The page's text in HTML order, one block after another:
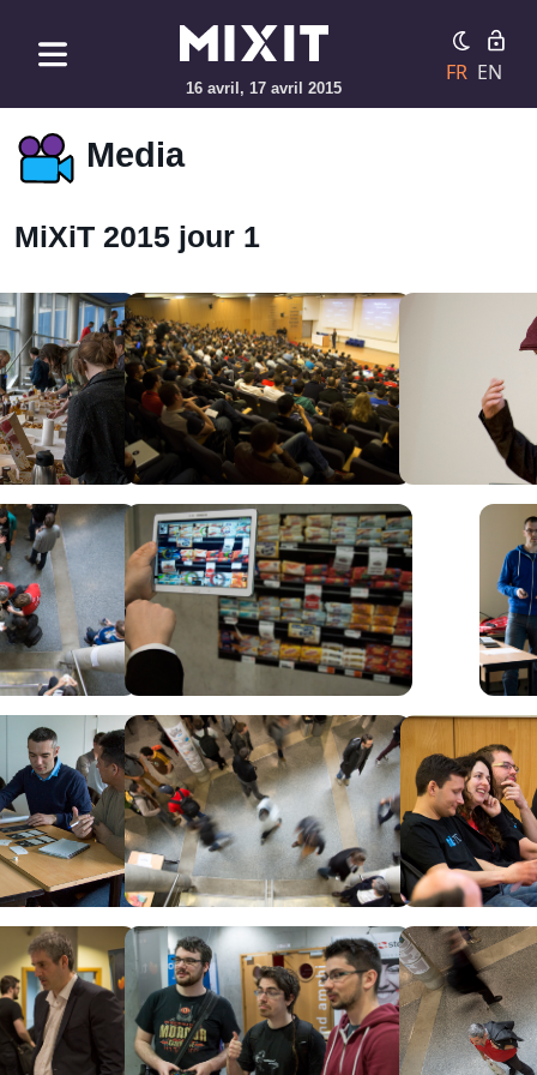
16 avril, 17 avril 2015
FR EN
Media
MiXiT 2015 jour 1